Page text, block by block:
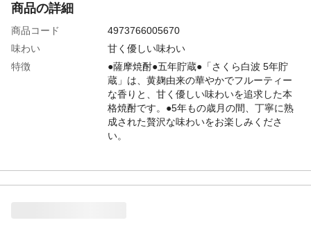
商品の詳細
商品コード
4973766005670
味わい
甘く優しい味わい
特徴
●薩摩焼酎●五年貯蔵●「さくら白波 5年貯
蔵」は、黄麹由来の華やかでフルーティー
な香りと、甘く優しい味わいを追求した本
格焼酎です。●5年もの歳月の間、丁寧に熟
成された贅沢な味わいをお楽しみくださ
い。
アルコール度数
25度